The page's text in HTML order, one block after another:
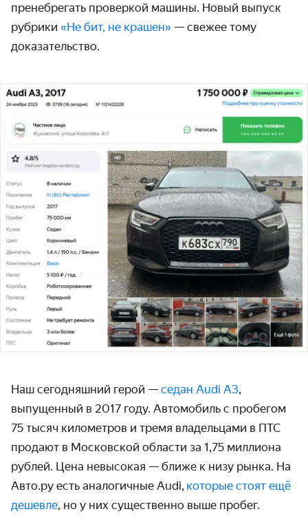
пренебрегать проверкой машины. Новый выпуск
рубрики «Не бит, не крашен» — свежее тому
доказательство.
Наш сегодняшний герой — седан Audi A3,
выпущенный в 2017 году. Автомобиль с пробегом
75 тысяч километров и тремя владельцами в ПТС
продают в Московской области за 1,75 миллиона
рублей. Цена невысокая — ближе к низу рынка. На
Авто.ру есть аналогичные Audi, которые стоят ещё
дешевле, но у них существенно выше пробег.